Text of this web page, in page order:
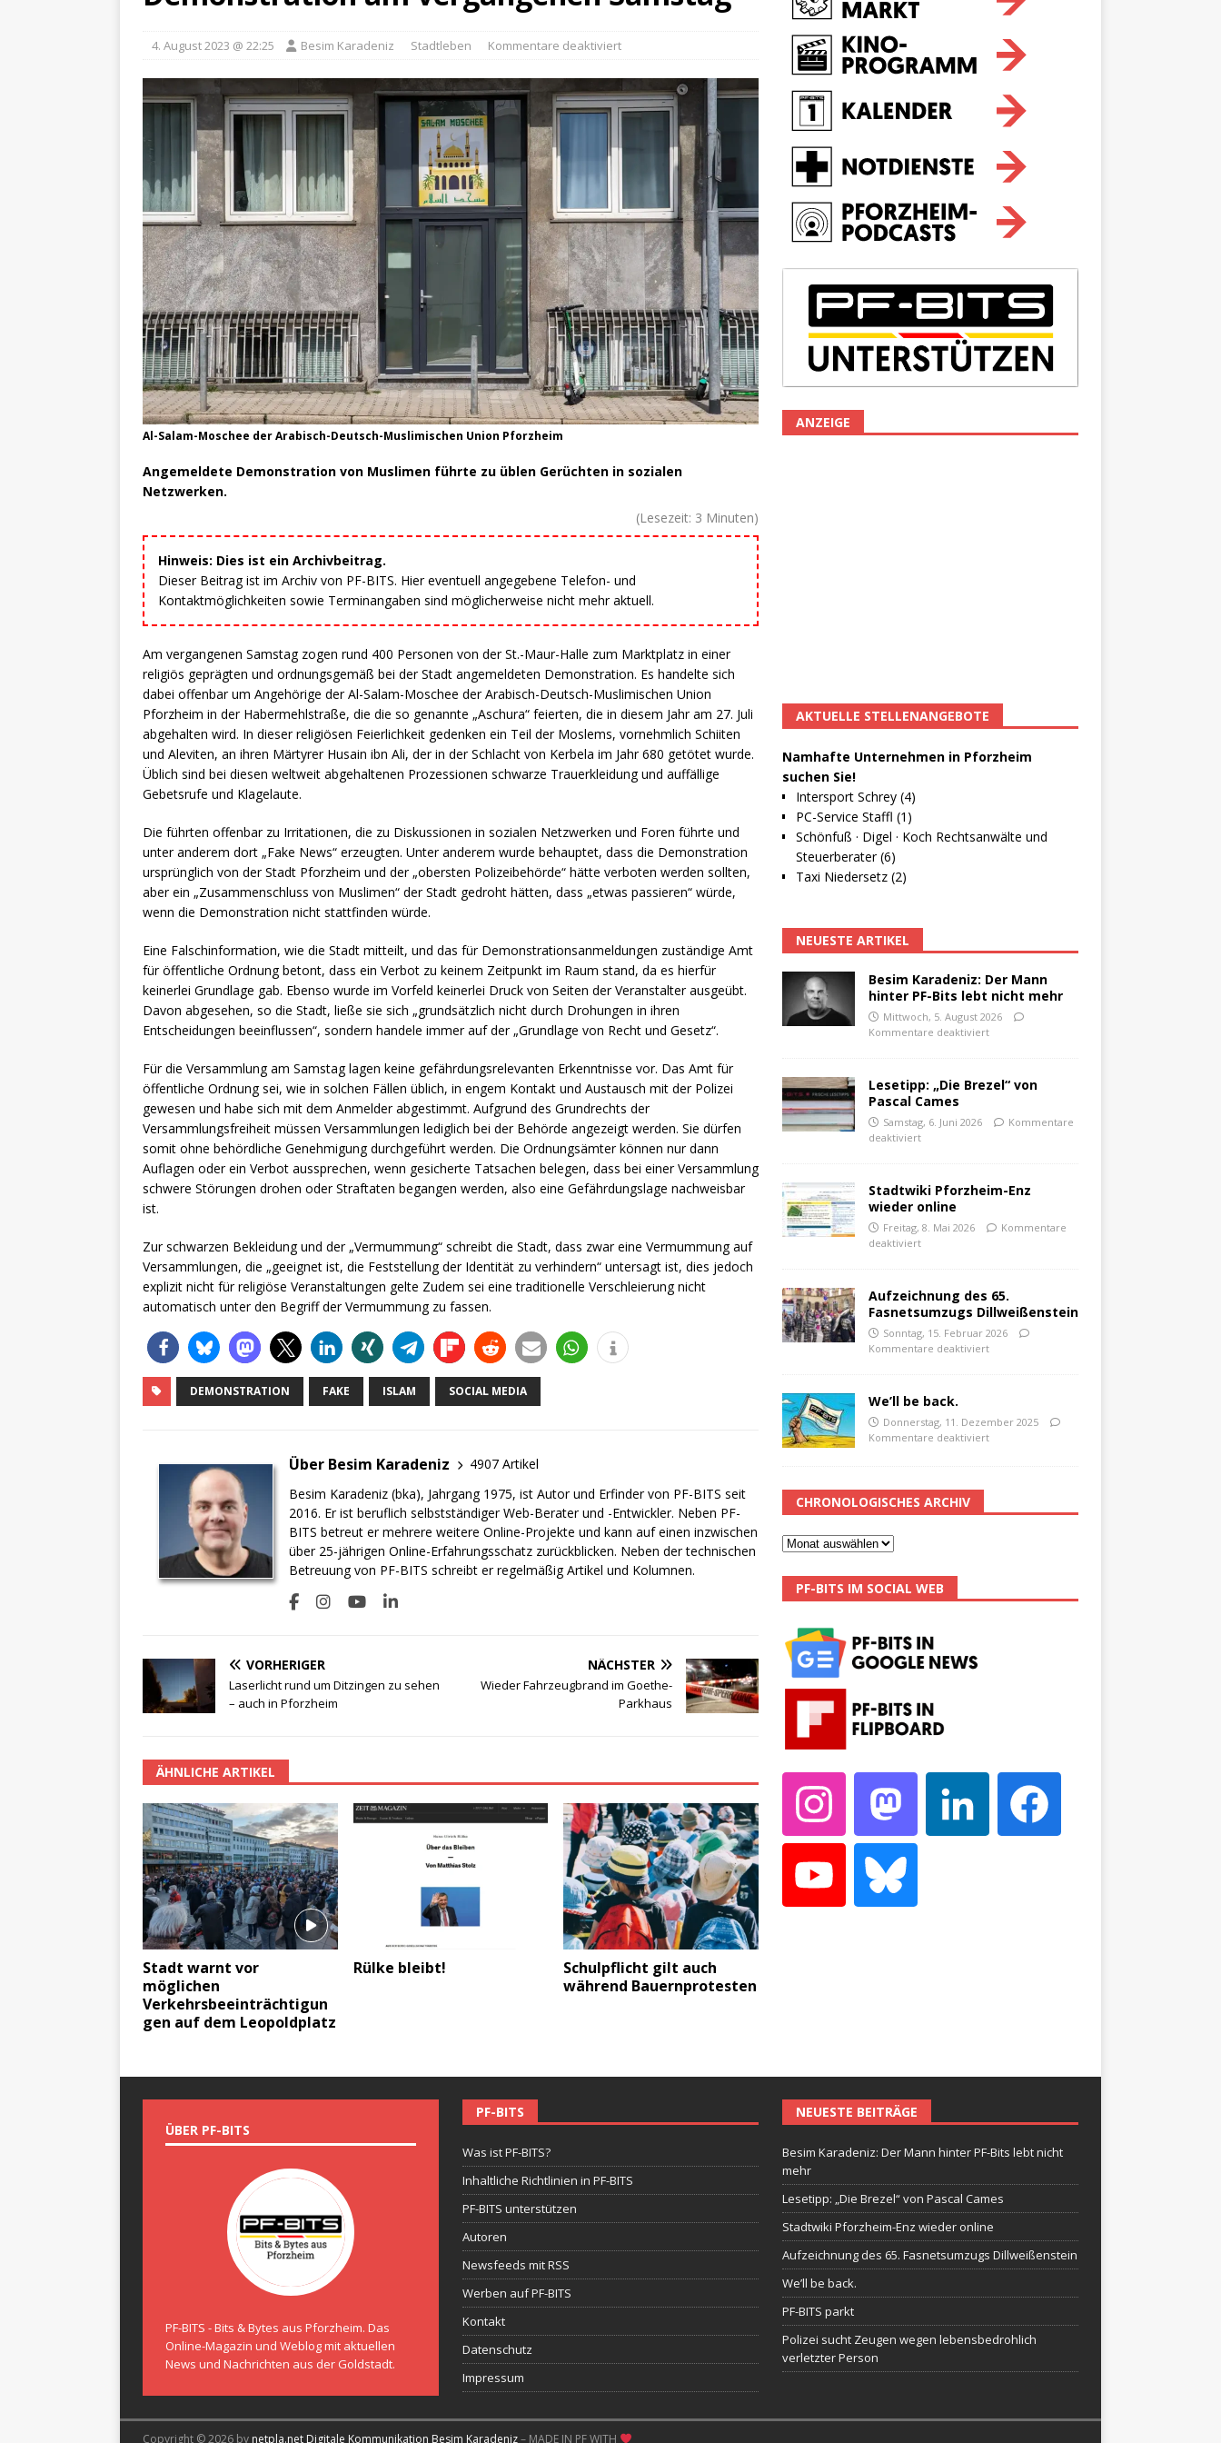
4. August 2023 @ 22:25 Besim Karadeniz Stadtleben Kommentare deaktiviert
Al-Salam-Moschee der Arabisch-Deutsch-Muslimischen Union Pforzheim
Angemeldete Demonstration von Muslimen führte zu üblen Gerüchten in sozialen
Netzwerken.
(Lesezeit: 3 Minuten)
Hinweis: Dies ist ein Archivbeitrag.
Dieser Beitrag ist im Archiv von PF-BITS. Hier eventuell angegebene Telefon- und
Kontaktmöglichkeiten sowie Terminangaben sind möglicherweise nicht mehr aktuell.
Am vergangenen Samstag zogen rund 400 Personen von der St.-Maur-Halle zum Marktplatz in einer
religiös geprägten und ordnungsgemäß bei der Stadt angemeldeten Demonstration. Es handelte sich
dabei offenbar um Angehörige der Al-Salam-Moschee der Arabisch-Deutsch-Muslimischen Union
Pforzheim in der Habermehlstraße, die die so genannte „Aschura“ feierten, die in diesem Jahr am 27. Juli
abgehalten wird. In dieser religiösen Feierlichkeit gedenken ein Teil der Moslems, vornehmlich Schiiten
und Aleviten, an ihren Märtyrer Husain ibn Ali, der in der Schlacht von Kerbela im Jahr 680 getötet wurde.
Üblich sind bei diesen weltweit abgehaltenen Prozessionen schwarze Trauerkleidung und auffällige
Gebetsrufe und Klagelaute.
Die führten offenbar zu Irritationen, die zu Diskussionen in sozialen Netzwerken und Foren führte und
unter anderem dort „Fake News“ erzeugten. Unter anderem wurde behauptet, dass die Demonstration
ursprünglich von der Stadt Pforzheim und der „obersten Polizeibehörde“ hätte verboten werden sollten,
aber ein „Zusammenschluss von Muslimen“ der Stadt gedroht hätten, dass „etwas passieren“ würde,
wenn die Demonstration nicht stattfinden würde.
Eine Falschinformation, wie die Stadt mitteilt, und das für Demonstrationsanmeldungen zuständige Amt
für öffentliche Ordnung betont, dass ein Verbot zu keinem Zeitpunkt im Raum stand, da es hierfür
keinerlei Grundlage gab. Ebenso wurde im Vorfeld keinerlei Druck von Seiten der Veranstalter ausgeübt.
Davon abgesehen, so die Stadt, ließe sie sich „grundsätzlich nicht durch Drohungen in ihren
Entscheidungen beeinflussen“, sondern handele immer auf der „Grundlage von Recht und Gesetz“.
Für die Versammlung am Samstag lagen keine gefährdungsrelevanten Erkenntnisse vor. Das Amt für
öffentliche Ordnung sei, wie in solchen Fällen üblich, in engem Kontakt und Austausch mit der Polizei
gewesen und habe sich mit dem Anmelder abgestimmt. Aufgrund des Grundrechts der
Versammlungsfreiheit müssen Versammlungen lediglich bei der Behörde angezeigt werden. Sie dürfen
somit ohne behördliche Genehmigung durchgeführt werden. Die Ordnungsämter können nur dann
Auflagen oder ein Verbot aussprechen, wenn gesicherte Tatsachen belegen, dass bei einer Versammlung
schwere Störungen drohen oder Straftaten begangen werden, also eine Gefährdungslage nachweisbar
ist.
Zur schwarzen Bekleidung und der „Vermummung“ schreibt die Stadt, dass zwar eine Vermummung auf
Versammlungen, die „geeignet ist, die Feststellung der Identität zu verhindern“ untersagt ist, dies jedoch
explizit nicht für religiöse Veranstaltungen gelte Zudem sei eine traditionelle Verschleierung nicht
automatisch unter den Begriff der Vermummung zu fassen.
DEMONSTRATION FAKE ISLAM SOCIAL MEDIA
Über Besim Karadeniz
4907 Artikel
Besim Karadeniz (bka), Jahrgang 1975, ist Autor und Erfinder von PF-BITS seit
2016. Er ist beruflich selbstständiger Web-Berater und -Entwickler. Neben PF-
BITS betreut er mehrere weitere Online-Projekte und kann auf einen inzwischen
über 25-jährigen Online-Erfahrungsschatz zurückblicken. Neben der technischen
Betreuung von PF-BITS schreibt er regelmäßig Artikel und Kolumnen.
VORHERIGER
Laserlicht rund um Ditzingen zu sehen
– auch in Pforzheim
NÄCHSTER
Wieder Fahrzeugbrand im Goethe-
Parkhaus
ÄHNLICHE ARTIKEL
Stadt warnt vor
möglichen
Verkehrsbeeinträchtigun
gen auf dem Leopoldplatz
Rülke bleibt!
Schulpflicht gilt auch
während Bauernprotesten
ANZEIGE
AKTUELLE STELLENANGEBOTE
Namhafte Unternehmen in Pforzheim
suchen Sie!
Intersport Schrey (4)
PC-Service Staffl (1)
Schönfuß · Digel · Koch Rechtsanwälte und
Steuerberater (6)
Taxi Niedersetz (2)
NEUESTE ARTIKEL
Besim Karadeniz: Der Mann
hinter PF-Bits lebt nicht mehr
Mittwoch, 5. August 2026
Kommentare deaktiviert
Lesetipp: „Die Brezel“ von
Pascal Cames
Samstag, 6. Juni 2026
Kommentare
deaktiviert
Stadtwiki Pforzheim-Enz
wieder online
Freitag, 8. Mai 2026
Kommentare
deaktiviert
Aufzeichnung des 65.
Fasnetsumzugs Dillweißenstein
Sonntag, 15. Februar 2026
Kommentare deaktiviert
We’ll be back.
Donnerstag, 11. Dezember 2025
Kommentare deaktiviert
CHRONOLOGISCHES ARCHIV
PF-BITS IM SOCIAL WEB
ÜBER PF-BITS
PF-BITS - Bits & Bytes aus Pforzheim. Das
Online-Magazin und Weblog mit aktuellen
News und Nachrichten aus der Goldstadt.
PF-BITS
Was ist PF-BITS?
Inhaltliche Richtlinien in PF-BITS
PF-BITS unterstützen
Autoren
Newsfeeds mit RSS
Werben auf PF-BITS
Kontakt
Datenschutz
Impressum
NEUESTE BEITRÄGE
Besim Karadeniz: Der Mann hinter PF-Bits lebt nicht
mehr
Lesetipp: „Die Brezel“ von Pascal Cames
Stadtwiki Pforzheim-Enz wieder online
Aufzeichnung des 65. Fasnetsumzugs Dillweißenstein
We’ll be back.
PF-BITS parkt
Polizei sucht Zeugen wegen lebensbedrohlich
verletzter Person
Copyright © 2026 by netpla.net Digitale Kommunikation Besim Karadeniz– MADE IN PF WITH